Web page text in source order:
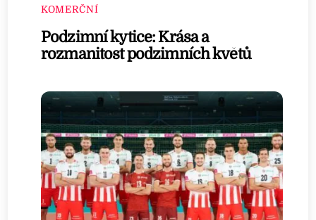
KOMERČNÍ
Podzimní kytice: Krása a
rozmanitost podzimních květů